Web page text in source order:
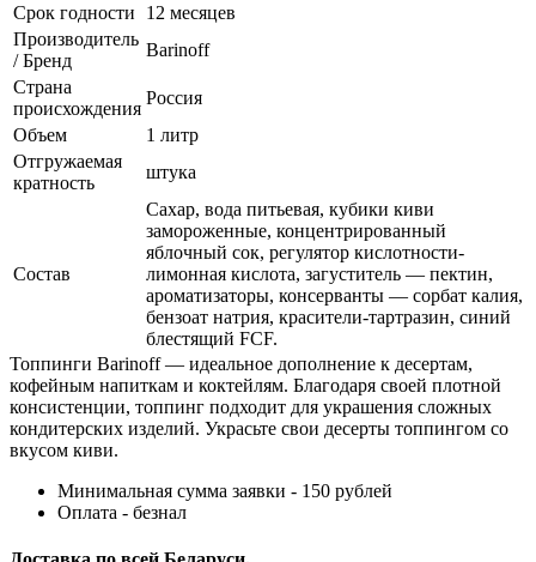
Срок годности
12 месяцев
Производитель
/ Бренд
Barinoff
Страна
происхождения
Россия
Объем
1 литр
Отгружаемая
кратность
штука
Состав
Сахар, вода питьевая, кубики киви
замороженные, концентрированный
яблочный сок, регулятор кислотности-
лимонная кислота, загуститель — пектин,
ароматизаторы, консерванты — сорбат калия,
бензоат натрия, красители-тартразин, синий
блестящий FCF.
Топпинги Barinoff — идеальное дополнение к десертам,
кофейным напиткам и коктейлям. Благодаря своей плотной
консистенции, топпинг подходит для украшения сложных
кондитерских изделий. Украсьте свои десерты топпингом со
вкусом киви.
Минимальная сумма заявки - 150 рублей
Оплата - безнал